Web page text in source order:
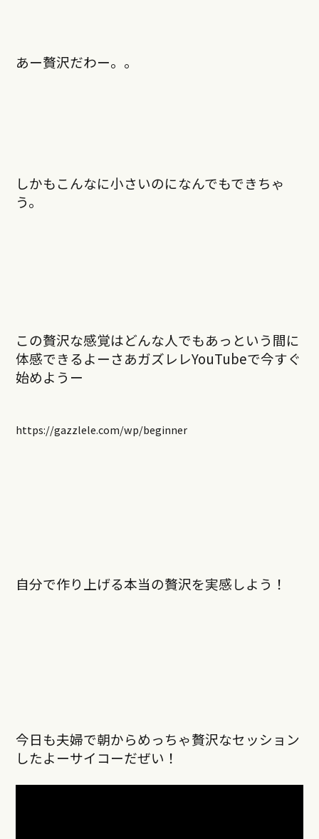
あー贅沢だわー。。
しかもこんなに小さいのになんでもできちゃ
う。
この贅沢な感覚はどんな人でもあっという間に
体感できるよーさあガズレレYouTubeで今すぐ
始めようー
https://gazzlele.com/wp/beginner
自分で作り上げる本当の贅沢を実感しよう！
今日も夫婦で朝からめっちゃ贅沢なセッション
したよーサイコーだぜい！